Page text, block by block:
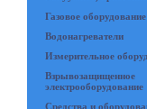
Газовое оборудование
Водонагреватели
Измерительное
Взрывозащищенное
электрооборудование
Средства и